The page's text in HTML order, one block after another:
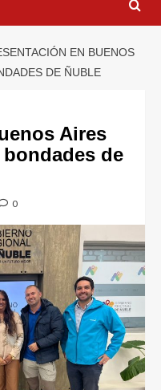
EN BUENOS
DE ÑUBLE
Aires
de
0